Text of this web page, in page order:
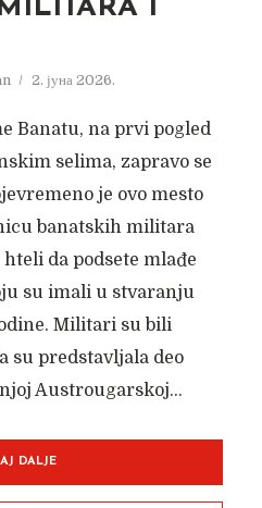
I
2. јуна 2026.
Banatu, na prvi pogled
selima, zapravo se
je ovo mesto
banatskih militara
da podsete mlađe
su imali u stvaranju
Militari su bili
su predstavljala deo
Austrougarskoj...
DALJE